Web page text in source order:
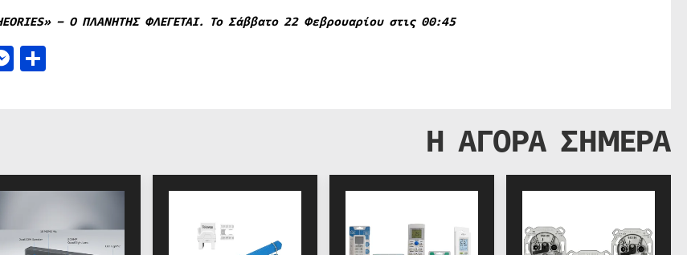
– Ο ΠΛΑΝΗΤΗΣ ΦΛΕΓΕΤΑΙ. Το Σάββατο 22 Φεβρουαρίου στις 00:45
Messenger
Μοιραστείτε
Η ΑΓΟΡΑ ΣΗΜΕΡΑ